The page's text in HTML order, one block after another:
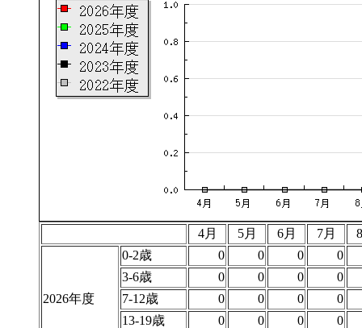
4月 5月 6月 7月
2026年度
0-2歳 0 0 0
0
3-6歳
0 0 0
0
7-12歳
0 0 0
0
13-19歳
0 0 0
0